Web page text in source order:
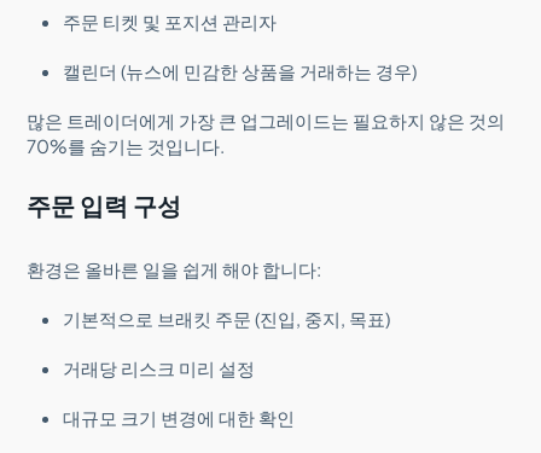
주문 티켓 및 포지션 관리자
캘린더 (뉴스에 민감한 상품을 거래하는 경우)
많은 트레이더에게 가장 큰 업그레이드는 필요하지 않은 것의
70%를 숨기는 것입니다.
주문 입력 구성
환경은 올바른 일을 쉽게 해야 합니다:
기본적으로 브래킷 주문 (진입, 중지, 목표)
거래당 리스크 미리 설정
대규모 크기 변경에 대한 확인